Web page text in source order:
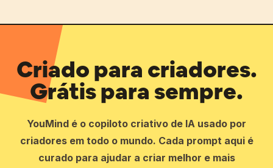
Criado para criadores.
Grátis para sempre.
YouMind é o copiloto criativo de IA usado por
criadores em todo o mundo. Cada prompt aqui é
curado para ajudar a criar melhor e mais